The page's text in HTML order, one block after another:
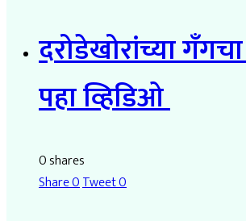
दरोडेखोरांच्या
पहा व्हिडिओ
0 shares
Share0Tweet0